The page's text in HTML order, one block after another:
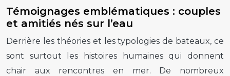
Témoignages emblématiques : couples
et amitiés nés sur l’eau
Derrière les théories et les typologies de bateaux, ce
sont surtout les histoires humaines qui donnent
chair aux rencontres en mer. De nombreux